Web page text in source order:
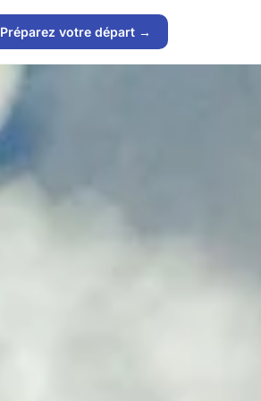
Préparez votre départ →